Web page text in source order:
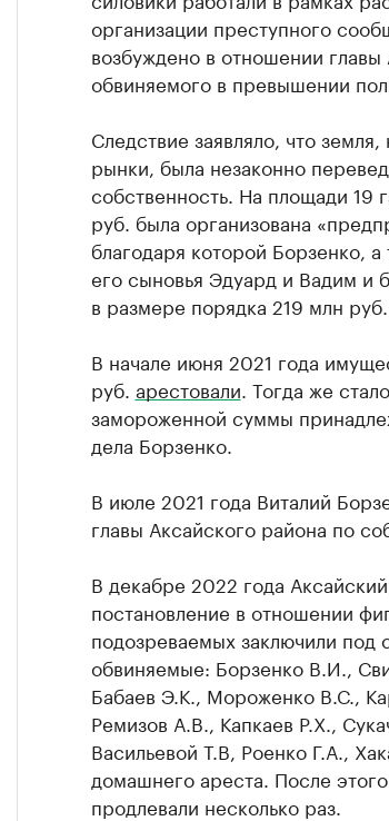
организации преступного
возбуждено в отношении главы
обвиняемого в превышении
Следствие заявляло, что
рынки, была незаконно
собственность. На площади 19
руб. была организована
благодаря которой Борзенко,
его сыновья Эдуард и Вадим и
в размере порядка 219 млн
В начале июня 2021 года
руб. арестовали . Тогда же
замороженной суммы
дела Борзенко.
В июле 2021 года Виталий
главы Аксайского района по
В декабре 2022 года
постановление в отношении
подозреваемых заключили под
обвиняемые: Борзенко В.И.,
Бабаев Э.К., Мороженко В.С.,
Ремизов А.В., Капкаев Р.Х.,
Васильевой Т.В, Роенко Г.А.,
домашнего ареста. После
продлевали несколько раз.